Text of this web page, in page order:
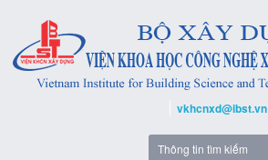
vkhcnxd@ibst.vn